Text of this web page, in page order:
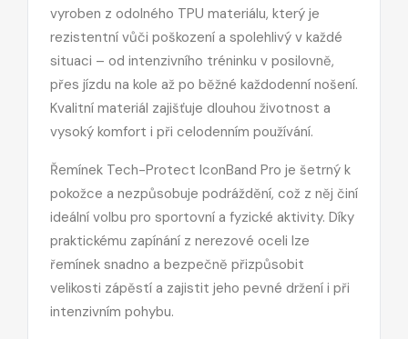
vyroben z odolného TPU materiálu, který je
rezistentní vůči poškození a spolehlivý v každé
situaci – od intenzivního tréninku v posilovně,
přes jízdu na kole až po běžné každodenní nošení.
Kvalitní materiál zajišťuje dlouhou životnost a
vysoký komfort i při celodenním používání.
Řemínek Tech-Protect IconBand Pro je šetrný k
pokožce a nezpůsobuje podráždění, což z něj činí
ideální volbu pro sportovní a fyzické aktivity. Díky
praktickému zapínání z nerezové oceli lze
řemínek snadno a bezpečně přizpůsobit
velikosti zápěstí a zajistit jeho pevné držení i při
intenzivním pohybu.